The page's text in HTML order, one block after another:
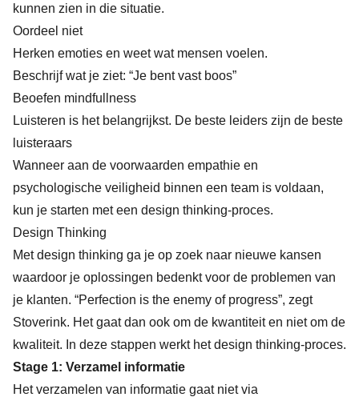
kunnen zien in die situatie.
Oordeel niet
Herken emoties en weet wat mensen voelen.
Beschrijf wat je ziet: “Je bent vast boos”
Beoefen mindfullness
Luisteren is het belangrijkst. De beste leiders zijn de beste
luisteraars
Wanneer aan de voorwaarden empathie en
psychologische veiligheid binnen een team is voldaan,
kun je starten met een design thinking-proces.
Design Thinking
Met design thinking ga je op zoek naar nieuwe kansen
waardoor je oplossingen bedenkt voor de problemen van
je klanten. “Perfection is the enemy of progress”, zegt
Stoverink. Het gaat dan ook om de kwantiteit en niet om de
kwaliteit. In deze stappen werkt het design thinking-proces.
Stage 1: Verzamel informatie
Het verzamelen van informatie gaat niet via